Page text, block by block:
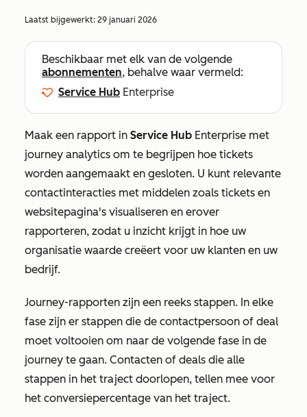
Laatst bijgewerkt: 29 januari 2026
Beschikbaar met elk van de volgende
abonnementen, behalve waar vermeld:
Service Hub Enterprise
Maak een rapport in Service Hub Enterprise met
journey analytics om te begrijpen hoe tickets
worden aangemaakt en gesloten. U kunt relevante
contactinteracties met middelen zoals tickets en
websitepagina's visualiseren en erover
rapporteren, zodat u inzicht krijgt in hoe uw
organisatie waarde creëert voor uw klanten en uw
bedrijf.
Journey-rapporten zijn een reeks stappen. In elke
fase zijn er stappen die de contactpersoon of deal
moet voltooien om naar de volgende fase in de
journey te gaan. Contacten of deals die alle
stappen in het traject doorlopen, tellen mee voor
het conversiepercentage van het traject.